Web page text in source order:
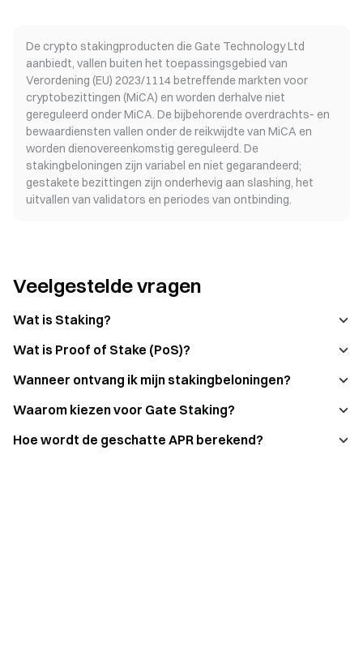
De crypto stakingproducten die Gate Technology Ltd
aanbiedt, vallen buiten het toepassingsgebied van
Verordening (EU) 2023/1114 betreffende markten voor
cryptobezittingen (MiCA) en worden derhalve niet
gereguleerd onder MiCA. De bijbehorende overdrachts- en
bewaardiensten vallen onder de reikwijdte van MiCA en
worden dienovereenkomstig gereguleerd. De
stakingbeloningen zijn variabel en niet gegarandeerd;
gestakete bezittingen zijn onderhevig aan slashing, het
uitvallen van validators en periodes van ontbinding.
Veelgestelde vragen
Wat is Staking?
Wat is Proof of Stake (PoS)?
Wanneer ontvang ik mijn stakingbeloningen?
Waarom kiezen voor Gate Staking?
Hoe wordt de geschatte APR berekend?